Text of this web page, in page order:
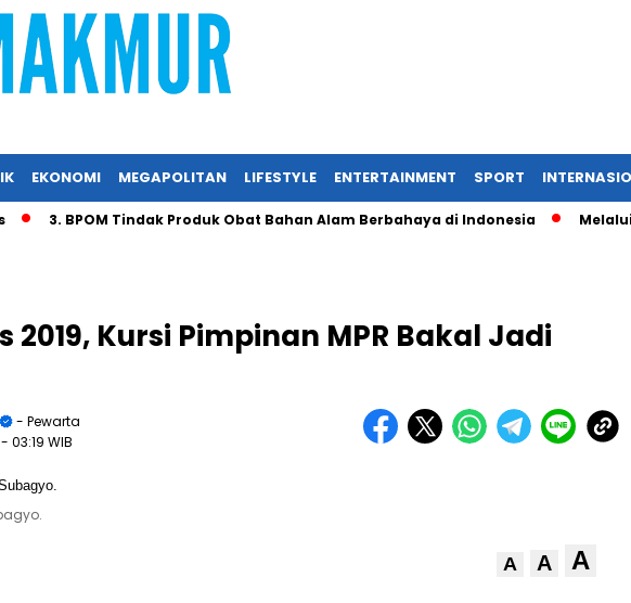
EKONOMI MEGAPOLITAN LIFESTYLE ENTERTAINMENT SPORT
3. BPOM Tindak Produk Obat Bahan Alam Berbahaya di Indonesia Melalui
2019, Kursi Pimpinan MPR Bakal Jadi
- Pewarta
- 03:19 WIB
A A A